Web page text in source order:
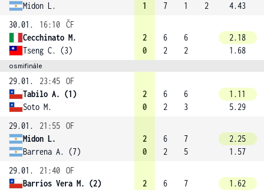
Midon L.
1
7
1
2
4.43
30.01.
16:10 ČF
Cecchinato M.
Tseng C. (3)
2
0
6
2
6
2
2.18
1.68
osmifinále
29.01. 23:45 OF
Tabilo A. (1)
Soto M.
2
0
6
2
6
3
1.11
5.29
29.01.
21:55 OF
Midon L.
Barrena A. (7)
2
0
6
2
7
5
2.25
1.57
29.01.
21:40 OF
Barrios Vera M. (2)
2
6
7
1.62